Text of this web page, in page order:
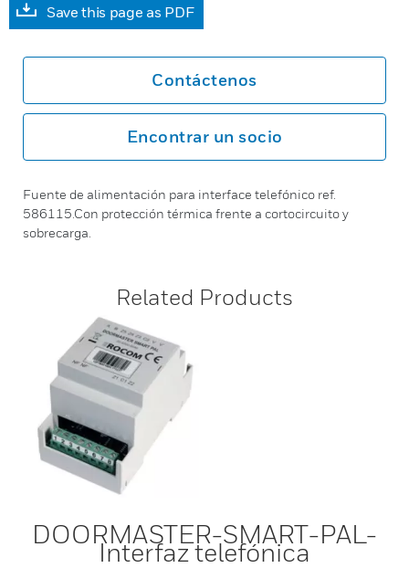
Save this page as PDF
Contáctenos
Encontrar un socio
Fuente de alimentación para interface telefónico ref.
586115.Con protección térmica frente a cortocircuito y
sobrecarga.
Related Products
DOORMASTER-SMART-PAL-
Interfaz telefónica